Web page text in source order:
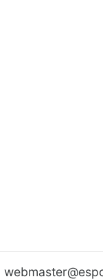
webmaster